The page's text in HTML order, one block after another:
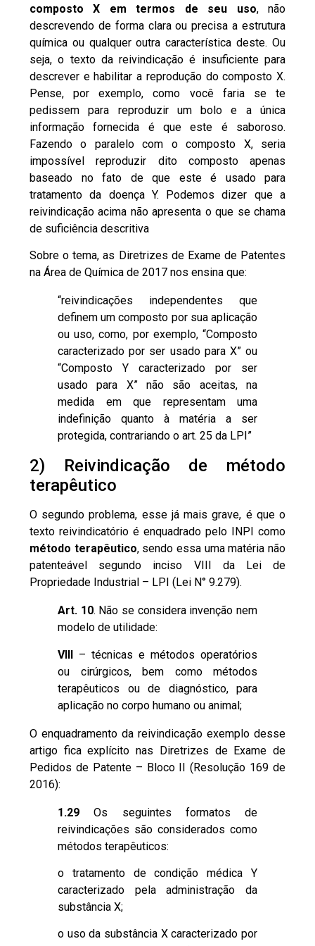
composto X em termos de seu uso, não
descrevendo de forma clara ou precisa a estrutura
química ou qualquer outra característica deste. Ou
seja, o texto da reivindicação é insuficiente para
descrever e habilitar a reprodução do composto X.
Pense, por exemplo, como você faria se te
pedissem para reproduzir um bolo e a única
informação fornecida é que este é saboroso.
Fazendo o paralelo com o composto X, seria
impossível reproduzir dito composto apenas
baseado no fato de que este é usado para
tratamento da doença Y. Podemos dizer que a
reivindicação acima não apresenta o que se chama
de suficiência descritiva
Sobre o tema, as Diretrizes de Exame de Patentes
na Área de Química de 2017 nos ensina que:
“reivindicações independentes que
definem um composto por sua aplicação
ou uso, como, por exemplo, “Composto
caracterizado por ser usado para X” ou
“Composto Y caracterizado por ser
usado para X” não são aceitas, na
medida em que representam uma
indefinição quanto à matéria a ser
protegida, contrariando o art. 25 da LPI”
2) Reivindicação de método
terapêutico
O segundo problema, esse já mais grave, é que o
texto reivindicatório é enquadrado pelo INPI como
método terapêutico, sendo essa umamatéria não
patenteável segundo inciso VIII da Lei de
Propriedade Industrial – LPI (Lei N° 9.279).
Art. 10. Não se considera invenção nem
modelo de utilidade:
VIII – técnicas e métodos operatórios
ou cirúrgicos, bem como métodos
terapêuticos ou de diagnóstico, para
aplicação no corpo humano ou animal;
O enquadramento da reivindicação exemplo desse
artigo fica explícito nas Diretrizes de Exame de
Pedidos de Patente – Bloco II (Resolução 169 de
2016):
1.29Os seguintes formatos de
reivindicações são considerados como
métodos terapêuticos:
o tratamento de condição médica Y
caracterizado pela administração da
substância X;
o uso da substância X caracterizado por